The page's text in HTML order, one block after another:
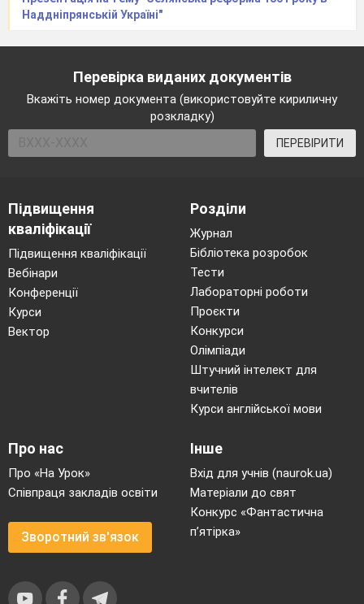
Наддніпрянській Україні"
Перевірка виданих документів
Вкажіть номер документа (використовуйте кириличну
розкладку)
ПЕРЕВІРИТИ
Підвищення
кваліфікації
Підвищення кваліфікації
Вебінари
Конференції
Курси
Вектор
Розділи
Журнал
Бібліотека розробок
Тести
Лабораторні роботи
Проєкти
Конкурси
Олімпіади
Штучний інтелект для
вчителів
Курси англійської мови
Про нас
Про «На Урок»
Співпраця закладів освіти
Зворотний зв'язок
Інше
Вхід для учнів (naurok.ua)
Матеріали до свят
Конкурс «Фантастична
п’ятірка»